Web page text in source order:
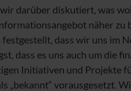
darüber diskutiert, was
näher zu
dass wir uns im
dass es uns auch um die
Initiativen und Projekte
„bekannt“ vorausgesetzt.